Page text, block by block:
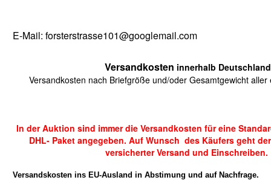
E-Mail: forsterstrasse101@googlemail.com
Versandkosten innerhalb Deutschland
Versandkosten nach Briefgröße und/oder Gesamtgewicht
In der Auktion sind immer die Versandkosten für eine
DHL- Paket angegeben. Auf Wunsch des Käufers geht
versicherter Versand und Einschreiben.
Versandskosten ins EU-Ausland in Abstimung und auf Nachfrage.